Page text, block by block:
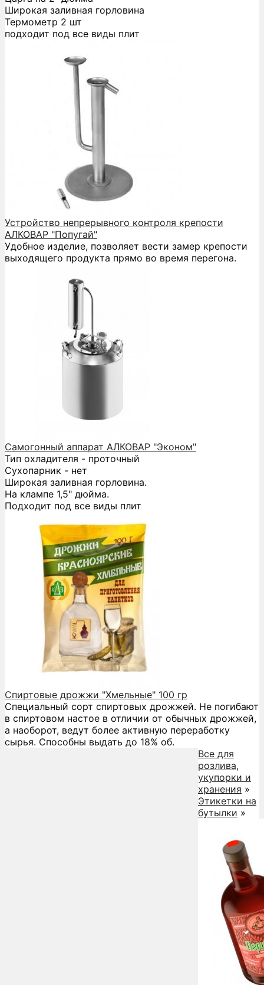
Широкая заливная горловина
Термометр 2 шт
подходит под все виды плит
Устройство непрерывного контроля крепости
АЛКОВАР "Попугай"
Удобное изделие, позволяет вести замер крепости
выходящего продукта прямо во время перегона.
Самогонный аппарат АЛКОВАР "Эконом"
Тип охладителя - проточный
Сухопарник - нет
Широкая заливная горловина.
На клампе 1,5" дюйма.
Подходит под все виды плит
Спиртовые дрожжи "Хмельные" 100 гр
Специальный сорт спиртовых дрожжей. Не погибают
в спиртовом настое в отличии от обычных дрожжей,
а наоборот, ведут более активную переработку
сырья. Способны выдать до 18% об.
Все для
розлива,
укупорки и
хранения »
Этикетки на
бутылки »